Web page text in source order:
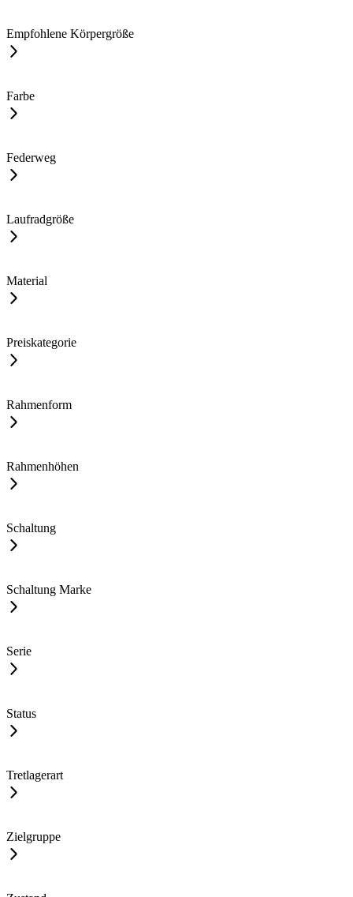
Empfohlene Körpergröße
Farbe
Federweg
Laufradgröße
Material
Preiskategorie
Rahmenform
Rahmenhöhen
Schaltung
Schaltung Marke
Serie
Status
Tretlagerart
Zielgruppe